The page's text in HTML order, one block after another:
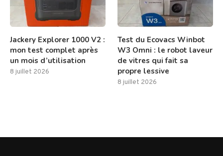
Jackery Explorer 1000 V2 :
mon test complet après
un mois d’utilisation
8 juillet 2026
Test du Ecovacs Winbot
W3 Omni : le robot laveur
de vitres qui fait sa
propre lessive
8 juillet 2026